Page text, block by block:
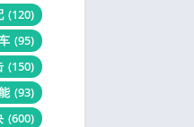
(120)
(95)
(150)
(93)
(600)